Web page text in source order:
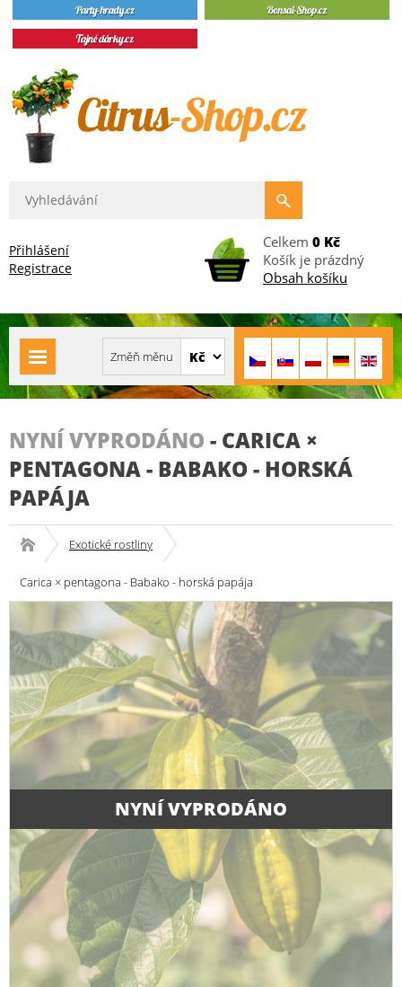
Přihlášení
Registrace
Celkem 0 Kč
Košík je prázdný
Obsah košíku
NYNÍ VYPRODÁNO - CARICA ×
PENTAGONA - BABAKO - HORSKÁ
PAPÁJA
Exotické rostliny
Carica × pentagona - Babako - horská papája
NYNÍ VYPRODÁNO